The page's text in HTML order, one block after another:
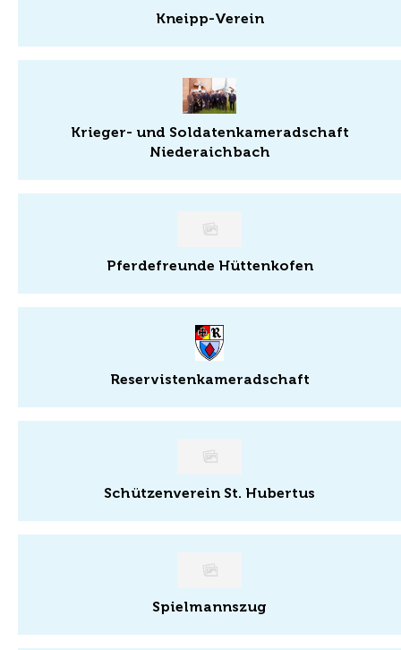
Kneipp-Verein
Krieger- und Soldatenkameradschaft
Niederaichbach
Pferdefreunde Hüttenkofen
Reservistenkameradschaft
Schützenverein St. Hubertus
Spielmannszug